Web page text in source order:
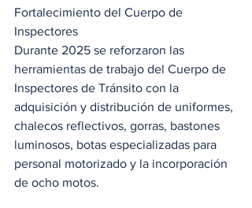
Fortalecimiento del Cuerpo de
Inspectores
Durante 2025 se reforzaron las
herramientas de trabajo del Cuerpo de
Inspectores de Tránsito con la
adquisición y distribución de uniformes,
chalecos reflectivos, gorras, bastones
luminosos, botas especializadas para
personal motorizado y la incorporación
de ocho motos.